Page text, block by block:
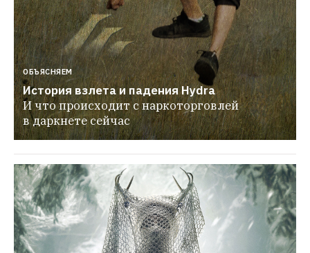
ОБЪЯСНЯЕМ
История взлета и падения Hydra
И что происходит с наркоторговлей
в даркнете сейчас